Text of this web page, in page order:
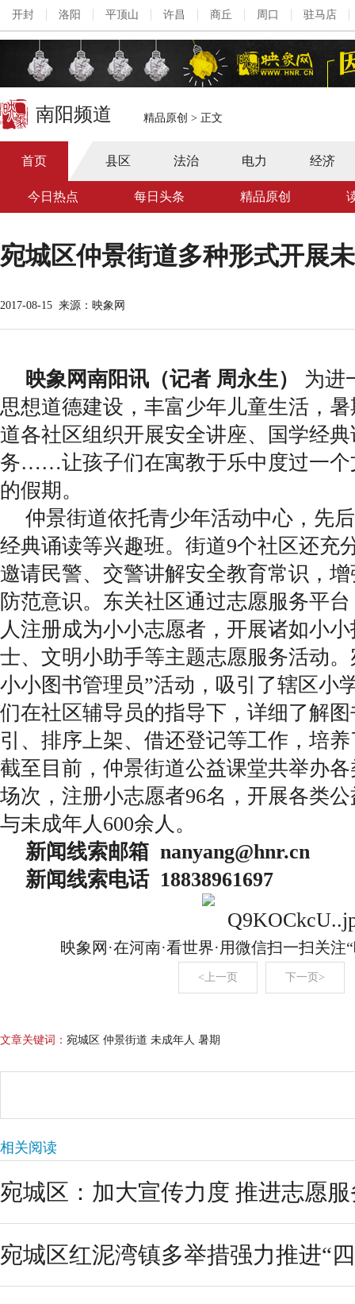
开封 洛阳 平顶山 许昌 商丘 周口 驻马店
南阳频道 精品原创 > 正文
首页 县区 法治 电力 经济
今日热点 每日头条 精品原创
宛城区仲景街道多种形式开展
2017-08-15 来源：映象网
映象网南阳讯（记者 周永生） 为进
思想道德建设，丰富少年儿童生活，
道各社区组织开展安全讲座、国学经
务……让孩子们在寓教于乐中度过一个
的假期。
仲景街道依托青少年活动中心，先
经典诵读等兴趣班。街道9个社区还充
邀请民警、交警讲解安全教育常识，
防范意识。东关社区通过志愿服务平
人注册成为小小志愿者，开展诸如小
士、文明小助手等主题志愿服务活动
小小图书管理员”活动，吸引了辖区小
们在社区辅导员的指导下，详细了解
引、排序上架、借还登记等工作，培
截至目前，仲景街道公益课堂共举办
场次，注册小志愿者96名，开展各类
与未成年人600余人。
新闻线索邮箱
新闻线索电话 18838961697
映象网·在河南·看世界·用微信扫一扫关注
<上一页 下一页>
文章关键词： 宛城区 仲景街道 未成年人 暑期
相关阅读
宛城区：加大宣传力度 推进志愿
宛城区红泥湾镇多举措强力推进“